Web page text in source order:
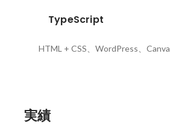
TypeScript
HTML + CSS、WordPress、Canva
実績